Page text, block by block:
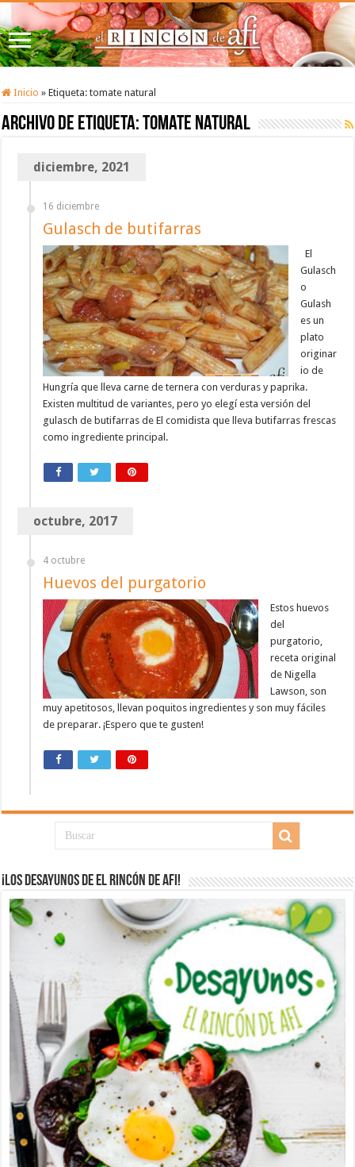
Inicio » Etiqueta:tomate natural
Archivo de etiqueta:tomate natural
diciembre, 2021
16 diciembre
Gulasch de butifarras
El
Gulasch
o
Gulash
es un
plato
originar
io de
Hungría que lleva carne de ternera con verduras y paprika.
Existen multitud de variantes, pero yo elegí esta versión del
gulasch de butifarras de El comidista que lleva butifarras frescas
como ingrediente principal.
octubre, 2017
4 octubre
Huevos del purgatorio
Estos huevos
del
purgatorio,
receta original
de Nigella
Lawson, son
muy apetitosos, llevan poquitos ingredientes y son muy fáciles
de preparar. ¡Espero que te gusten!
¡Los desayunos de El Rincón de Afi!